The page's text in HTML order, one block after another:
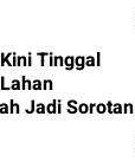
Tinggal
Jadi Sorotan